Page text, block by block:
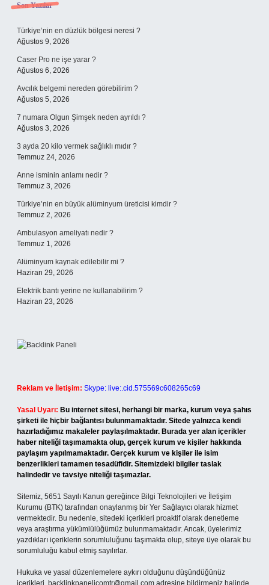
Sidebar
Son Yazılar
Türkiye’nin en düzlük bölgesi neresi ?
Ağustos 9, 2026
Caser Pro ne işe yarar ?
Ağustos 6, 2026
Avcılık belgemi nereden görebilirim ?
Ağustos 5, 2026
7 numara Olgun Şimşek neden ayrıldı ?
Ağustos 3, 2026
3 ayda 20 kilo vermek sağlıklı mıdır ?
Temmuz 24, 2026
Anne isminin anlamı nedir ?
Temmuz 3, 2026
Türkiye’nin en büyük alüminyum üreticisi kimdir ?
Temmuz 2, 2026
Ambulasyon ameliyatı nedir ?
Temmuz 1, 2026
Alüminyum kaynak edilebilir mi ?
Haziran 29, 2026
Elektrik bantı yerine ne kullanabilirim ?
Haziran 23, 2026
Reklam ve İletişim: Skype: live:.cid.575569c608265c69
Yasal Uyarı: Bu internet sitesi, herhangi bir marka, kurum veya şahıs
şirketi ile hiçbir bağlantısı bulunmamaktadır. Sitede yalnızca kendi
hazırladığımız makaleler paylaşılmaktadır. Burada yer alan içerikler
haber niteliği taşımamakta olup, gerçek kurum ve kişiler hakkında
paylaşım yapılmamaktadır. Gerçek kurum ve kişiler ile isim
benzerlikleri tamamen tesadüfidir. Sitemizdeki bilgiler taslak
halindedir ve tavsiye niteliği taşımazlar.
Sitemiz, 5651 Sayılı Kanun gereğince Bilgi Teknolojileri ve İletişim
Kurumu (BTK) tarafından onaylanmış bir Yer Sağlayıcı olarak hizmet
vermektedir. Bu nedenle, sitedeki içerikleri proaktif olarak denetleme
veya araştırma yükümlülüğümüz bulunmamaktadır. Ancak, üyelerimiz
yazdıkları içeriklerin sorumluluğunu taşımakta olup, siteye üye olarak bu
sorumluluğu kabul etmiş sayılırlar.
Hukuka ve yasal düzenlemelere aykırı olduğunu düşündüğünüz
içerikleri, backlinkpanelicomtr@gmail.com adresine bildirmeniz halinde,